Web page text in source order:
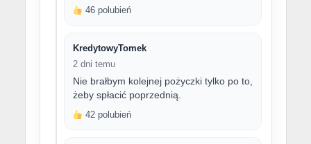
46 polubień
KredytowyTomek
2 dni temu
Nie brałbym kolejnej pożyczki tylko po to,
żeby spłacić poprzednią.
42 polubień